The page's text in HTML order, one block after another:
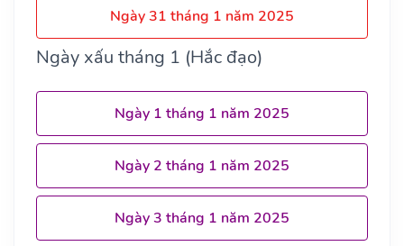
Ngày 31 tháng 1 năm 2025
Ngày xấu tháng 1 (Hắc đạo)
Ngày 1 tháng 1 năm 2025
Ngày 2 tháng 1 năm 2025
Ngày 3 tháng 1 năm 2025